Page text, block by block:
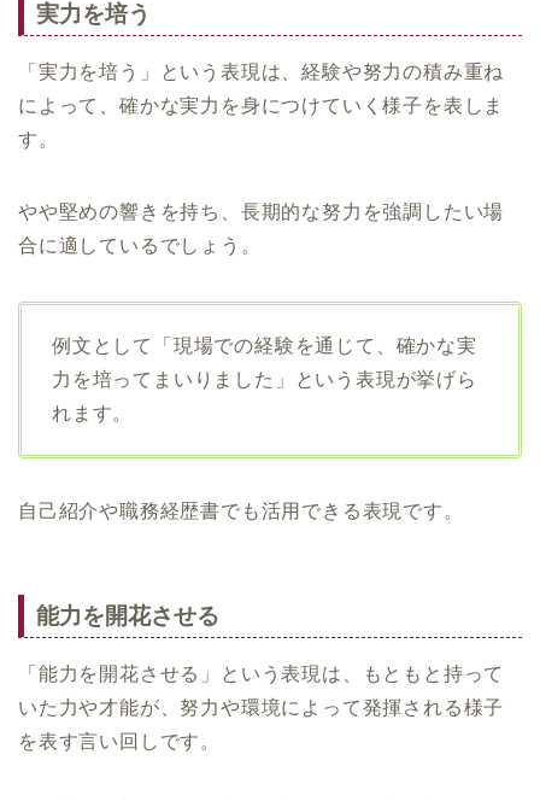
実力を培う
「実力を培う」という表現は、経験や努力の積み重ね
によって、確かな実力を身につけていく様子を表しま
す。
やや堅めの響きを持ち、長期的な努力を強調したい場
合に適しているでしょう。
例文として「現場での経験を通じて、確かな実
力を培ってまいりました」という表現が挙げら
れます。
自己紹介や職務経歴書でも活用できる表現です。
能力を開花させる
「能力を開花させる」という表現は、もともと持って
いた力や才能が、努力や環境によって発揮される様子
を表す言い回しです。